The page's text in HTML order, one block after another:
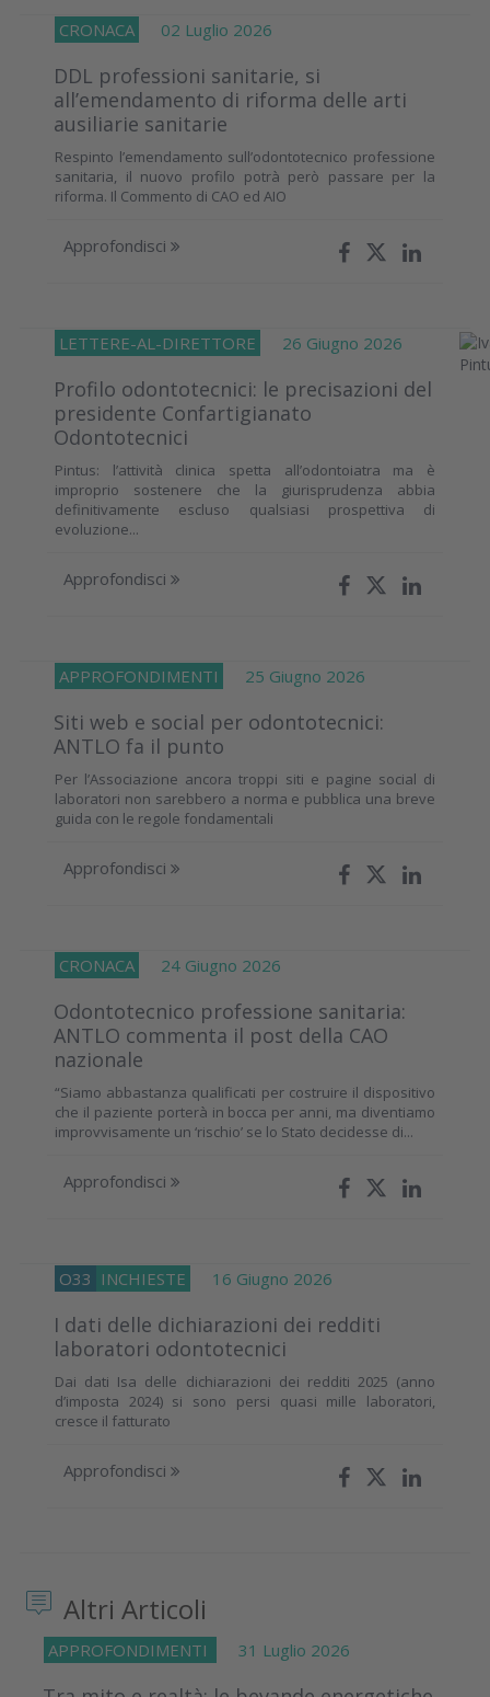
CRONACA 02 Luglio 2026
DDL professioni sanitarie, si
all’emendamento di riforma delle arti
ausiliarie sanitarie
Respinto l’emendamento sull’odontotecnico professione
sanitaria, il nuovo profilo potrà però passare per la
riforma. Il Commento di CAO ed AIO
Approfondisci
LETTERE-AL-DIRETTORE 26 Giugno 2026
Profilo odontotecnici: le precisazioni del
presidente Confartigianato
Odontotecnici
Pintus: l’attività clinica spetta all’odontoiatra ma è
improprio sostenere che la giurisprudenza abbia
definitivamente escluso qualsiasi prospettiva di
evoluzione...
Approfondisci
APPROFONDIMENTI 25 Giugno 2026
Siti web e social per odontotecnici:
ANTLO fa il punto
Per l’Associazione ancora troppi siti e pagine social di
laboratori non sarebbero a norma e pubblica una breve
guida con le regole fondamentali
Approfondisci
CRONACA 24 Giugno 2026
Odontotecnico professione sanitaria:
ANTLO commenta il post della CAO
nazionale
“Siamo abbastanza qualificati per costruire il dispositivo
che il paziente porterà in bocca per anni, ma diventiamo
improvvisamente un ‘rischio’ se lo Stato decidesse di...
Approfondisci
O33 INCHIESTE 16 Giugno 2026
I dati delle dichiarazioni dei redditi
laboratori odontotecnici
Dai dati Isa delle dichiarazioni dei redditi 2025 (anno
d’imposta 2024) si sono persi quasi mille laboratori,
cresce il fatturato
Approfondisci
Altri Articoli
APPROFONDIMENTI 31 Luglio 2026